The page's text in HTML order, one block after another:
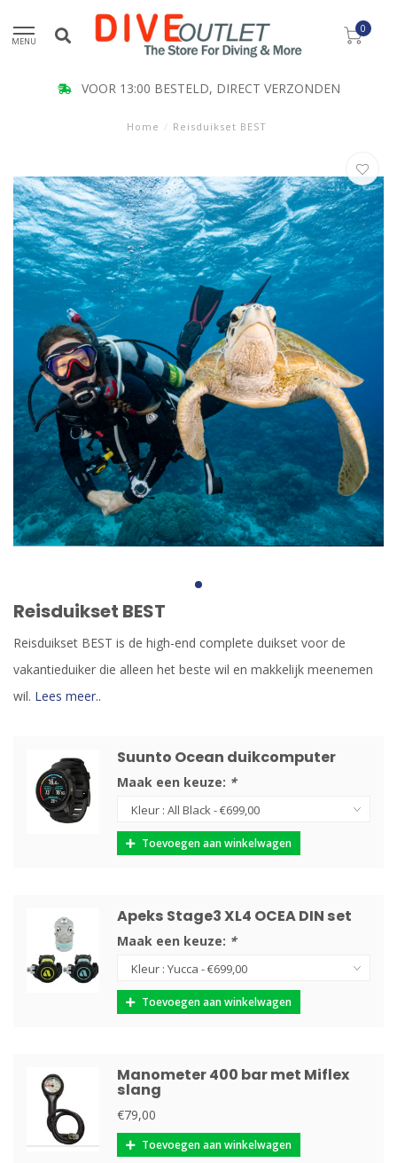
MENU
0
BESTELD, DIRECT VERZONDEN
Home / Reisduikset BEST
Reisduikset BEST
Reisduikset BEST is de high-end complete duikset voor de
vakantieduiker die alleen het beste wil en makkelijk meenemen
wil. Lees meer..
Suunto Ocean duikcomputer
Maak een keuze: *
Toevoegen aan winkelwagen
Apeks Stage3 XL4 OCEA DIN set
Maak een keuze: *
Toevoegen aan winkelwagen
Manometer 400 bar met Miflex
slang
€79,00
Toevoegen aan winkelwagen